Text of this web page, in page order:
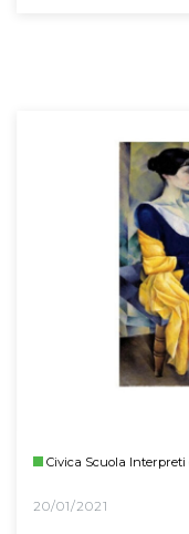
Civica Scuola
20/01/2021